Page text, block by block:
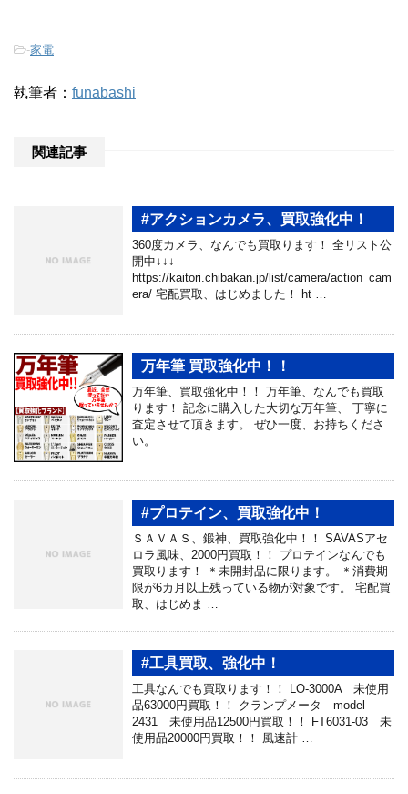
-家電
執筆者： funabashi
関連記事
#アクションカメラ、買取強化中！
360度カメラ、なんでも買取ります！ 全リスト公
開中↓↓↓
https://kaitori.chibakan.jp/list/camera/action_cam
era/ 宅配買取、はじめました！ ht …
万年筆 買取強化中！！
万年筆、買取強化中！！ 万年筆、なんでも買取
ります！ 記念に購入した大切な万年筆、 丁寧に
査定させて頂きます。 ぜひ一度、お持ちくださ
い。
#プロテイン、買取強化中！
ＳＡＶＡＳ、鍛神、買取強化中！！ SAVASアセ
ロラ風味、2000円買取！！ プロテインなんでも
買取ります！ ＊未開封品に限ります。 ＊消費期
限が6カ月以上残っている物が対象です。 宅配買
取、はじめま …
#工具買取、強化中！
工具なんでも買取ります！！ LO-3000A 未使用
品63000円買取！！ クランプメータ model
2431 未使用品12500円買取！！ FT6031-03 未
使用品20000円買取！！ 風速計 …